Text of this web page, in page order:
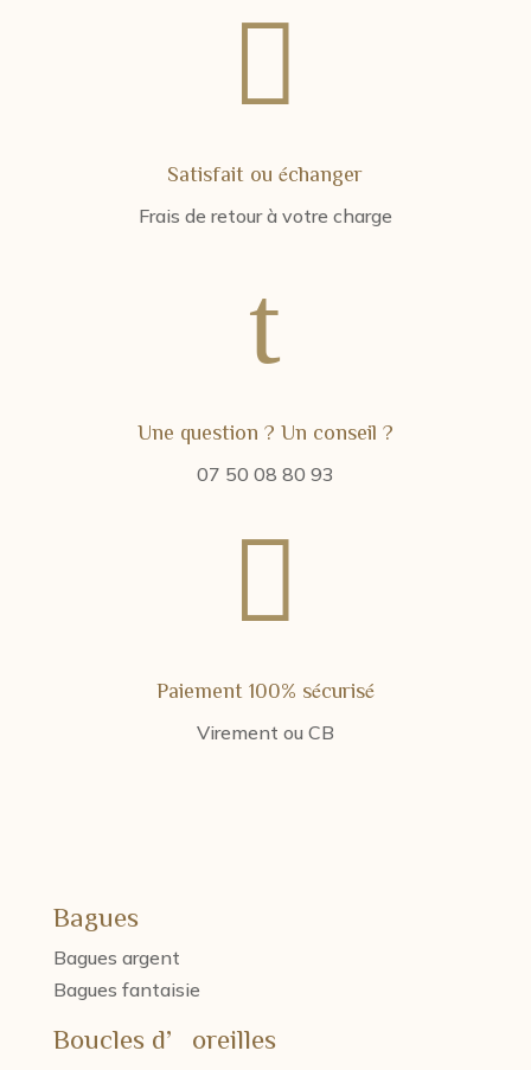

Satisfait ou échanger
Frais de retour à votre charge
t
Une question ? Un conseil ?
07 50 08 80 93

Paiement 100% sécurisé
Virement ou CB
Bagues
Bagues argent
Bagues fantaisie
Boucles d’oreilles